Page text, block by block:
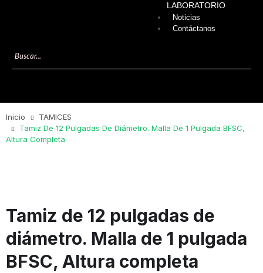
LABORATORIO
Noticias
Contáctanos
Inicio
TAMICES
Tamiz De 12 Pulgadas De Diámetro. Malla De 1 Pulgada BFSC,
Altura Completa
Tamiz de 12 pulgadas de
diámetro. Malla de 1 pulgada
BFSC, Altura completa